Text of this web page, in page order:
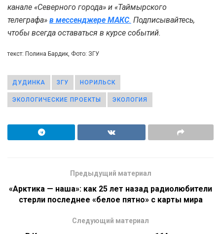
канале «Северного города» и «Таймырского
телеграфа» в мессенджере MAКС. Подписывайтесь,
чтобы всегда оставаться в курсе событий.
текст: Полина Бардик, Фото: ЗГУ
ДУДИНКА ЗГУ НОРИЛЬСК
ЭКОЛОГИЧЕСКИЕ ПРОЕКТЫ ЭКОЛОГИЯ
Предыдущий материал
«Арктика — наша»: как 25 лет назад радиолюбители
стерли последнее «белое пятно» с карты мира
Следующий материал